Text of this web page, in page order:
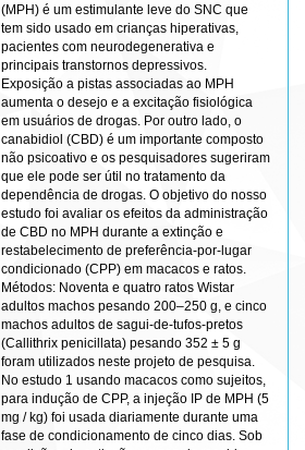
(MPH) é um estimulante leve do SNC que
tem sido usado em crianças hiperativas,
pacientes com neurodegenerativa e
principais transtornos depressivos.
Exposição a pistas associadas ao MPH
aumenta o desejo e a excitação fisiológica
em usuários de drogas. Por outro lado, o
canabidiol (CBD) é um importante composto
não psicoativo e os pesquisadores sugeriram
que ele pode ser útil no tratamento da
dependência de drogas. O objetivo do nosso
estudo foi avaliar os efeitos da administração
de CBD no MPH durante a extinção e
restabelecimento de preferência-por-lugar
condicionado (CPP) em macacos e ratos.
Métodos: Noventa e quatro ratos Wistar
adultos machos pesando 200–250 g, e cinco
machos adultos de sagui-de-tufos-pretos
(Callithrix penicillata) pesando 352 ± 5 g
foram utilizados neste projeto de pesquisa.
No estudo 1 usando macacos como sujeitos,
para indução de CPP, a injeção IP de MPH (5
mg / kg) foi usada diariamente durante uma
fase de condicionamento de cinco dias. Sob